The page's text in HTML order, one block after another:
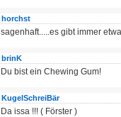
horchst
sagenhaft.....es gibt immer
brinK
Du bist ein Chewing Gum!
KugelSchreiBär
Da issa !!! ( Förster )